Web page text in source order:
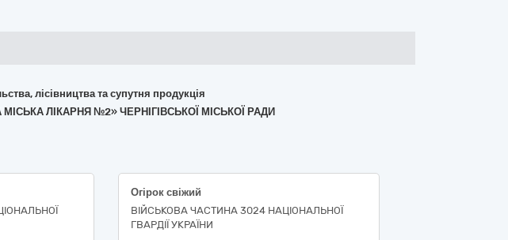
лісівництва та супутня продукція
ЛІКАРНЯ №2» ЧЕРНІГІВСЬКОЇ МІСЬКОЇ РАДИ
Огірок свіжий
ВІЙСЬКОВА ЧАСТИНА 3024 НАЦІОНАЛЬНОЇ
ГВАРДІЇ УКРАЇНИ